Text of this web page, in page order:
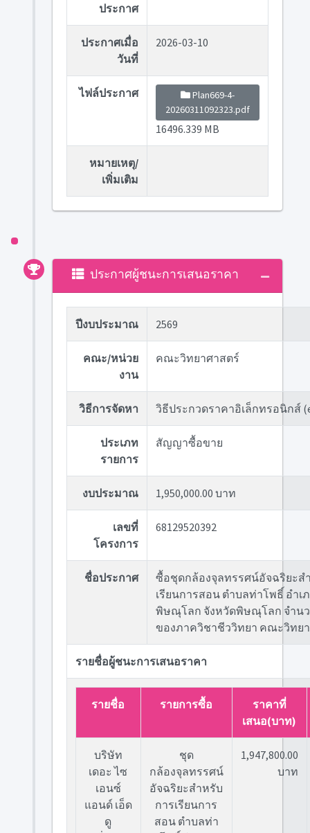
ประกาศ
ประกาศเมื่อ
วันที่
2026-03-10
ไฟล์ประกาศ
Plan669-4-
20260311092323.pdf
16496.339 MB
หมายเหตุ/
เพิ่มเติม
ประกาศผู้ชนะการเสนอราคา
ปีงบประมาณ 2569
คณะ/หน่วย
งาน
คณะวิทยาศาสตร์
วิธีการจัดหา วิธีประกวดราคาอิเล็กทรอนิกส์
ประเภท
รายการ
สัญญาซื้อขาย
งบประมาณ 1,950,000.00 บาท
เลขที่
โครงการ
68129520392
ชื่อประกาศ
ซื้อชุดกล้องจุลทรรศน์อัจฉริยะส
เรียนการสอน ตำบลท่าโพธิ์ อำเ
พิษณุโลก จังหวัดพิษณุโลก จำน
ของภาควิชาชีววิทยา คณะวิทย
รายชื่อผู้ชนะการเสนอราคา
รายชื่อ รายการซื้อ
ราคาที่
เสนอ(บาท)
บริษัท
เดอะ ไซ
เอนซ์
แอนด์ เอ็ด
ดู
ชุด
กล้องจุลทรรศน์
อัจฉริยะสำหรับ
การเรียนการ
สอน ตำบลท่า
1,947,800.00
บาท